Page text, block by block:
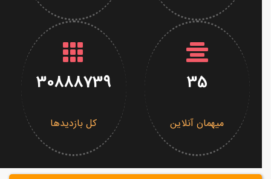
35
میهمان آنلاین
30888739
کل بازدیدها